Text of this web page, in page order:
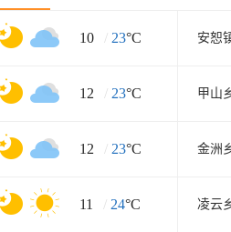
10 / 23°C 安恕
12 / 23°C 甲山
12 / 23°C 金洲
11 / 24°C 凌云